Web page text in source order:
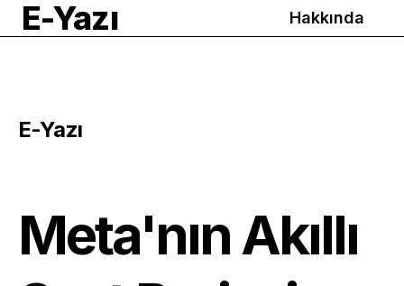
E-Yazı Hakkında
E-Yazı
Meta'nın Akıllı